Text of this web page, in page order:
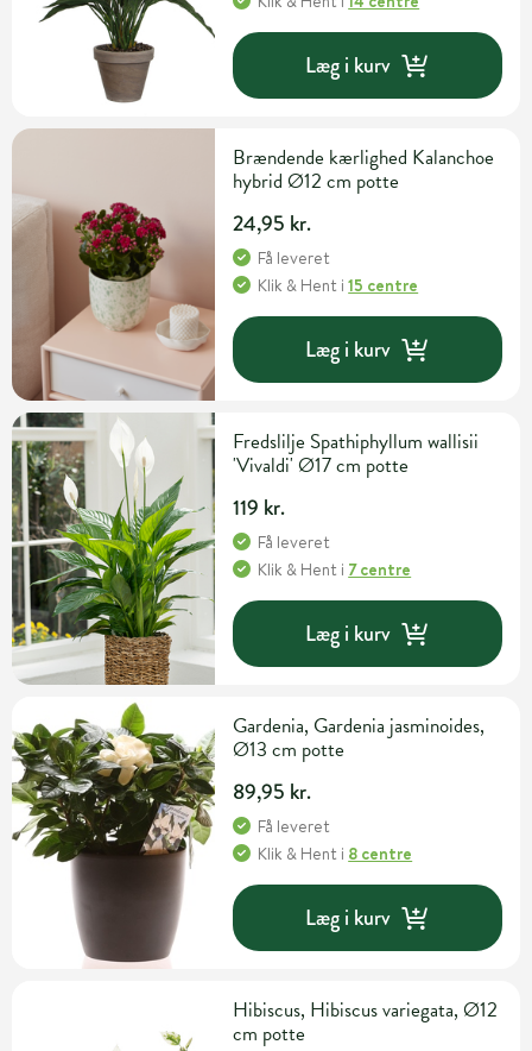
Læg i kurv
Brændende kærlighed Kalanchoe
hybrid Ø12 cm potte
24,95 kr.
Få leveret
Klik & Hent i15 centre
Læg i kurv
Fredslilje Spathiphyllum wallisii
'Vivaldi' Ø17 cm potte
119 kr.
Få leveret
Klik & Hent i 7 centre
Læg i kurv
Gardenia, Gardenia jasminoides,
Ø13 cm potte
89,95 kr.
Få leveret
Klik & Hent i 8 centre
Læg i kurv
Hibiscus, Hibiscus variegata, Ø12
cm potte